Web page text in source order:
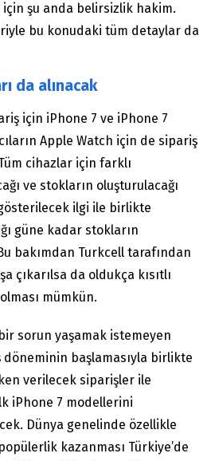
için şu anda belirsizlik hakim.
bu konudaki tüm detaylar da
da alınacak
için iPhone 7 ve iPhone 7
Apple Watch için de sipariş
cihazlar için farklı
ve stokların oluşturulacağı
ilgi ile birlikte
güne kadar stokların
bakımdan Turkcell tarafından
çıkarılsa da oldukça kısıtlı
mümkün.
sorun yaşamak istemeyen
döneminin başlamasıyla birlikte
verilecek siparişler ile
iPhone 7 modellerini
Dünya genelinde özellikle
kazanması Türkiye’de